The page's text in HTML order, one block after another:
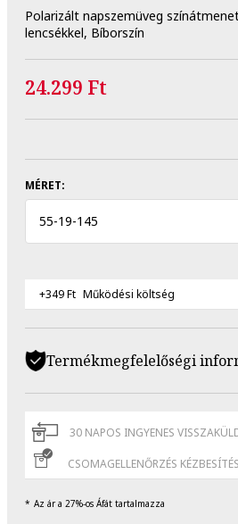
Polarizált napszemüveg
lencsékkel, Bíborszín
24.299 Ft
MÉRET:
55-19-145
+349 Ft Működési költség
Termékmegfelelőségi
30 NAPOS INGYENES
CSOMAGELLENŐRZÉS
Az ár a 27%-os Áfát tartalmazza